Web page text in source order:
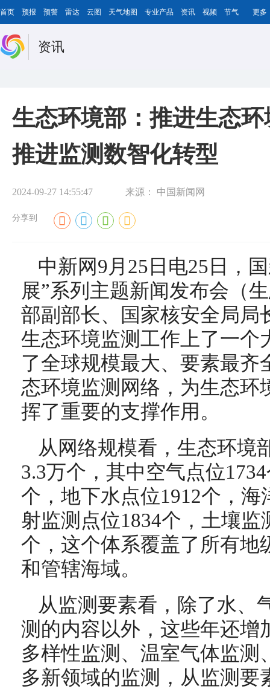
首页 预报 预警 雷达 云图 天气地图 专业产品 资讯 视频 节气 更多
资讯
生态环境部：推进生态
推进监测数智化转型
2024-09-27 14:55:47 来源： 中国新闻网
分享到
中新网9月25日电25日，
展”系列主题新闻发布会（
部副部长、国家核安全局局
生态环境监测工作上了一个
了全球规模最大、要素最齐
态环境监测网络，为生态环
挥了重要的支撑作用。
从网络规模看，生态环境
3.3万个，其中空气点位
个，地下水点位1912个，海
射监测点位1834个，土壤监
个，这个体系覆盖了所有地
和管辖海域。
从监测要素看，除了水、
测的内容以外，这些年还增
多样性监测、温室气体监测
多新领域的监测，从监测要